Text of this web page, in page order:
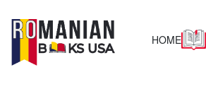
HOME